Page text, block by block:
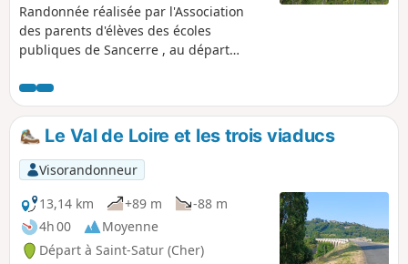
Randonnée réalisée par l'Association
des parents d'élèves des écoles
publiques de Sancerre , au départ
vignoble du Sancerrois ne présentant
pas de difficulté.
Le Val de Loire et les trois viaducs
Visorandonneur
13,14 km
+89 m
-88 m
4h 00
Moyenne
Départ à Saint-Satur (Cher)